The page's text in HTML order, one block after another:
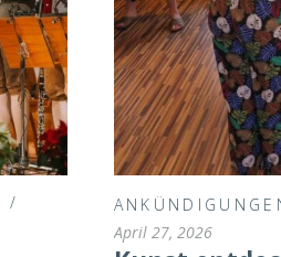
/
April 27, 2026